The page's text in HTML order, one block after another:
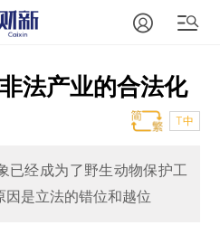
法产业的合法化
T中
已经成为了野生动物保护工
是立法的错位和越位